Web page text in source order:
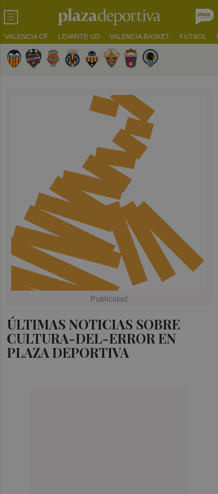
VALENCIA CF LEVANTE UD VALENCIA BASKET FUTBOL
ÚLTIMAS NOTICIAS SOBRE
CULTURA-DEL-ERROR EN
PLAZA DEPORTIVA